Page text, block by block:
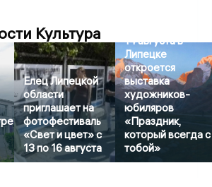
Культура
Елец Липецкой
области
приглашает на
фотофестиваль
«Свет и цвет» с
13 по 16 августа
14 августа в
Липецке
откроется
выставка
художников-
юбиляров
«Праздник,
который всегда с
тобой»